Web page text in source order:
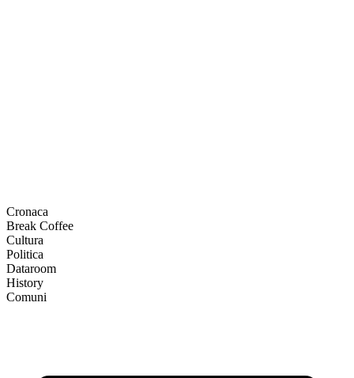
Cronaca
Break Coffee
Cultura
Politica
Dataroom
History
Comuni